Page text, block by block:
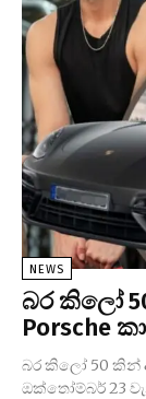
NEWS
බර කිලෝ
Porsche
බර කිලෝ 50 කින්
ඔක්තෝම්බර් 23